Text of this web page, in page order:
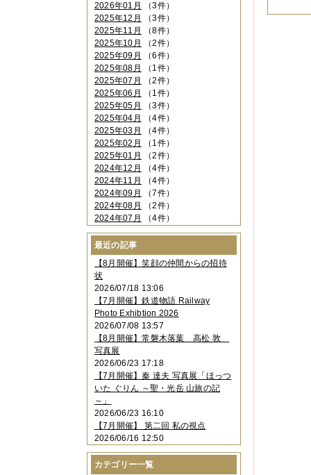
2026年01月
（3件）
2025年12月
（3件）
2025年11月
（8件）
2025年10月
（2件）
2025年09月
（6件）
2025年08月
（1件）
2025年07月
（2件）
2025年06月
（1件）
2025年05月
（3件）
2025年04月
（4件）
2025年03月
（4件）
2025年02月
（1件）
2025年01月
（2件）
2024年12月
（4件）
2024年11月
（4件）
2024年09月
（7件）
2024年08月
（2件）
2024年07月
（4件）
2024年06月（4件）
2024年04月
2024年03月（3件）
2024年02月（2件）
2023年12月
2023年11月 （4件）
2023年10月（3件）
2023年09月（4件）
2023年08月 （1件）
2023年06月（3件）
2023年05月
2023年04月 （2件）
2023年03月（5件）
2023年02月（3件）
2023年01月
2022年12月 （3件）
2022年11月（2件）
2022年10月（4件）
2022年09月（2件）
2022年08月
（3件）
最近の記事
【8月開催】笑顔の仲間からの招待
状
2026/07/18 13:06
【7月開催】鉄道物語 Railway
Photo Exhibtion 2026
2026/07/08 13:57
【8月開催】常磐木落葉 高松 敦
写真展
2026/06/23 17:18
【7月開催】秦 達夫 写真展「ほっつ
いた ぐりん ～聖・光岳 山旅の記
～」
2026/06/23 16:10
【7月開催】 第二回 私の視点
2026/06/16 12:50
カテゴリー一覧